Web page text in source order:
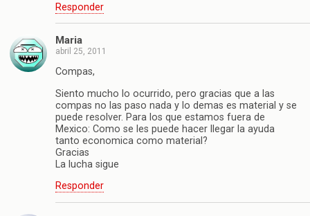
Responder
Maria
abril 25, 2011
Compas,
Siento mucho lo ocurrido, pero gracias que a las
compas no las paso nada y lo demas es material y se
puede resolver. Para los que estamos fuera de
Mexico: Como se les puede hacer llegar la ayuda
tanto economica como material?
Gracias
La lucha sigue
Responder